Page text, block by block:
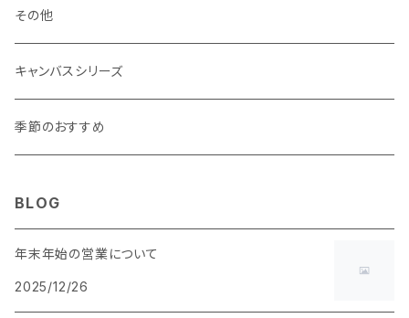
マチあり
マチなし
マチあり
・ ポーチタイプ くし形
マチなし
マチあり
マチあり
マチなし
マチあり
その他
キャンバスシリーズ
季節のおすすめ
BLOG
年末年始の営業について
2025/12/26